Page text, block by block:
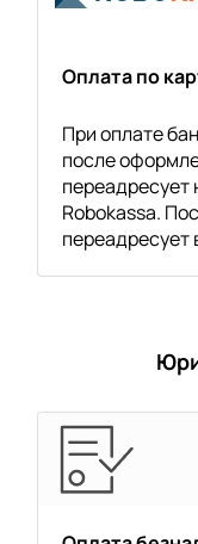
Оплата по
При оплате
после
Robokassa.
переадресует